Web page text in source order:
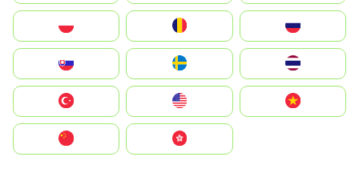
United States
中國香港特別行政區